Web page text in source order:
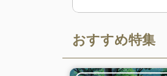
おすすめ特集